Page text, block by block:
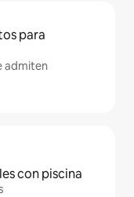
para
admiten
con piscina